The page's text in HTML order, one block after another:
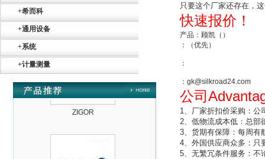
+希而科
+通用设备
+系统
+计量测量
ZIGOR
只要这个厂家还存在，
快速报价！
产品：顾凯（）
：（优先）
：
：gk@silkroad24.com
公司
1、厂家折扣价采购：公
2、低物流成本低：总部
3、货期有保障：每周有
4、外国供应商众多：只
5、无繁冗条件服务：不